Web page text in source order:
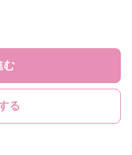
む
る